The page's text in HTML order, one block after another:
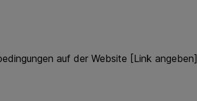
auf der Website [Link angeben]